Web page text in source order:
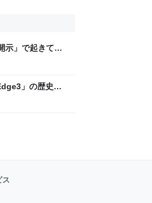
示」で起きてい
」の歴史に
ス